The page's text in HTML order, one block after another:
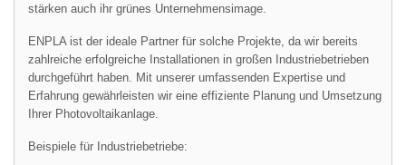
stärken auch ihr grünes Unternehmensimage.
ENPLA ist der ideale Partner für solche Projekte, da wir bereits
zahlreiche erfolgreiche Installationen in großen Industriebetrieben
durchgeführt haben. Mit unserer umfassenden Expertise und
Erfahrung gewährleisten wir eine effiziente Planung und Umsetzung
Ihrer Photovoltaikanlage.
Beispiele für Industriebetriebe: